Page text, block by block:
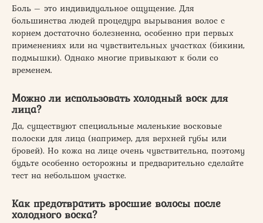
Боль – это индивидуальное ощущение. Для
большинства людей процедура вырывания волос с
корнем достаточно болезненна, особенно при первых
применениях или на чувствительных участках (бикини,
подмышки). Однако многие привыкают к боли со
временем.
Можно ли использовать холодный воск для
лица?
Да, существуют специальные маленькие восковые
полоски для лица (например, для верхней губы или
бровей). Но кожа на лице очень чувствительна, поэтому
будьте особенно осторожны и предварительно сделайте
тест на небольшом участке.
Как предотвратить вросшие волосы после
холодного воска?